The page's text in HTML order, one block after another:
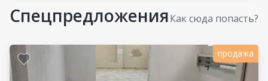
СпецпредложенияКак сюда попасть?
продажа